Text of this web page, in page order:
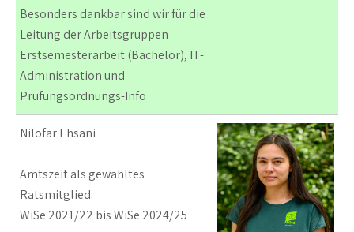
Besonders dankbar sind wir für die
Leitung der Arbeitsgruppen
Erstsemesterarbeit (Bachelor), IT-
Administration und
Prüfungsordnungs-Info
Nilofar Ehsani
Amtszeit als gewähltes
Ratsmitglied:
WiSe 2021/22 bis WiSe 2024/25